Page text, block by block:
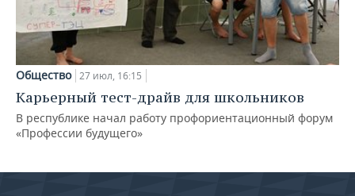
Общество 27 июл, 16:15
Карьерный тест-драйв для школьников
В республике начал работу профориентационный форум
«Профессии будущего»